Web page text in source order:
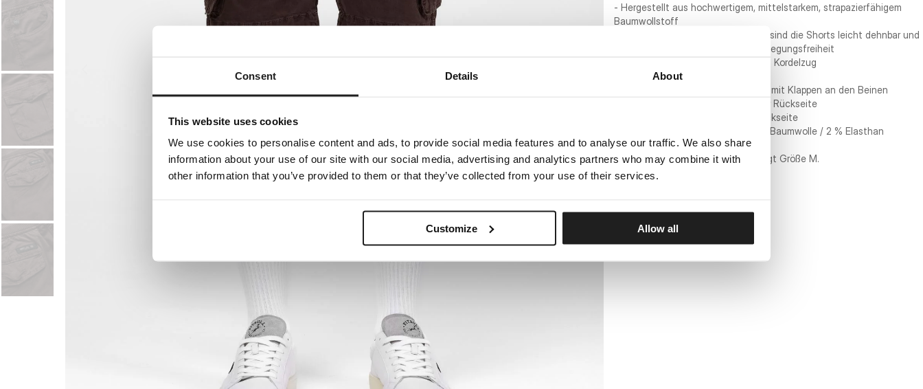
Consent Details About
This website uses cookies
We use cookies to personalise content and ads, to provide social media features and to analyse our traffic. We also share
information about your use of our site with our social media, advertising and analytics partners who may combine it with
other information that you’ve provided to them or that they’ve collected from your use of their services.
Customize Allow all
- Hergestellt aus hochwertigem, mittelstarkem, strapazierfähigem
Baumwollstoff
- Dank des Einsatzes von Elasthan sind die Shorts leicht dehnbar und
ermöglichen uneingeschränkte Bewegungsfreiheit
- Elastischer Bund mit verstellbarem Kordelzug
- Zwei offene Einschubtaschen
- Zwei große aufgesetzte Taschen mit Klappen an den Beinen
- Zwei eingenähte Taschen auf der Rückseite
- Kleines PITBULL-Logo auf der Rückseite
- ​​Materialzusammensetzung: 98 % Baumwolle / 2 % Elasthan
Das Modell ist 183 cm groß und trägt Größe M.